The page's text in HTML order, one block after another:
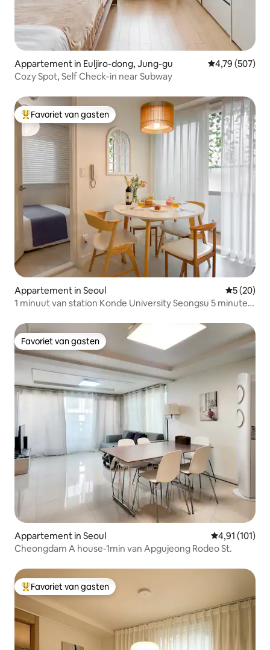
Appartement in Euljiro-dong, Jung-gu Gemiddelde
4,79 (507)
Cozy Spot, Self Check-in near Subway
Topfavoriet van gasten
Favoriet van gasten
Appartement in Seoul
5 (20)
1 minuut van station Konde University Seongsu 5 minuten.
queensize bedden. Maximaal 6 personen Families en
groepen welkom Vrijstaand appartement
Favoriet van gasten
Favoriet van gasten
Appartement in Seoul Gemiddelde
4,91 (101)
Cheongdam A house-1min van Apgujeong Rodeo St.
Topfavoriet van gasten
Favoriet van gasten